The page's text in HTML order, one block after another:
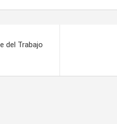
del Trabajo